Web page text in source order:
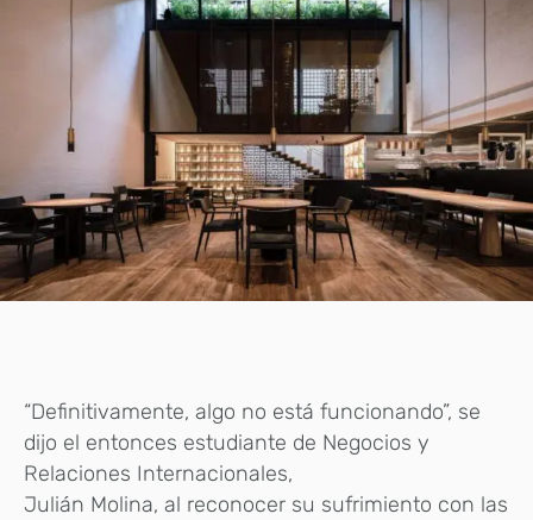
“Definitivamente, algo no está funcionando”, se
dijo el entonces estudiante de Negocios y
Relaciones Internacionales,
Julián Molina, al reconocer su sufrimiento con las